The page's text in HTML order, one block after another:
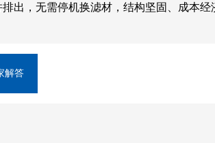
出，无需停机换滤材，结构坚固、成本经
解答